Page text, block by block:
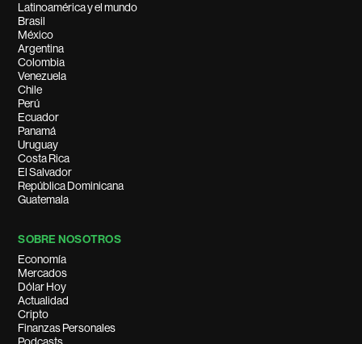
Latinoamérica y el mundo
Brasil
México
Argentina
Colombia
Venezuela
Chile
Perú
Ecuador
Panamá
Uruguay
Costa Rica
El Salvador
República Dominicana
Guatemala
SOBRE NOSOTROS
Economía
Mercados
Dólar Hoy
Actualidad
Cripto
Finanzas Personales